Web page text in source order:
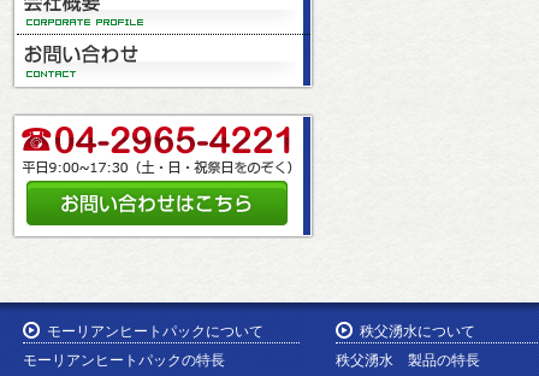
モーリアンヒートパックについて
モーリアンヒートパックの特長
秩父湧水について
秩父湧水 製品の特長